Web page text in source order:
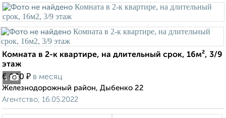
1
Комната в 2-к квартире, на длительный срок, 16м², 3/9
этаж
6 000 ₽ в месяц
Железнодорожный район, Дыбенко 22
Агентство, 16.05.2022